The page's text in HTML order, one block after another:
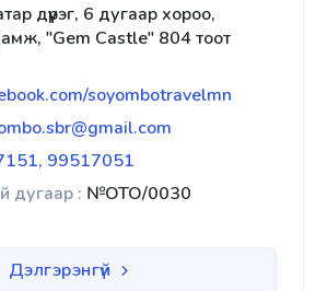
дүүрэг, 6 дугаар хороо,
"Gem Castle" 804 тоот
soyombotravelmn
99517051
дугаар : №OTO/0030
Дэлгэрэнгүй